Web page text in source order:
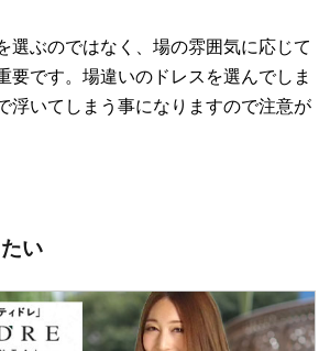
選ぶのではなく、場の雰囲気に応じて
要です。場違いのドレスを選んでしま
浮いてしまう事になりますので注意が
い